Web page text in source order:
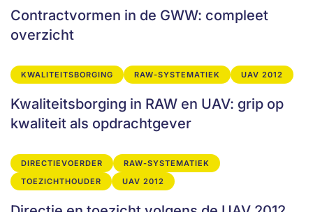
Contractvormen in de GWW: compleet
overzicht
KWALITEITSBORGING RAW-SYSTEMATIEK UAV 2012
Kwaliteitsborging in RAW en UAV: grip op
kwaliteit als opdrachtgever
DIRECTIEVOERDER
RAW-SYSTEMATIEK
TOEZICHTHOUDER
UAV 2012